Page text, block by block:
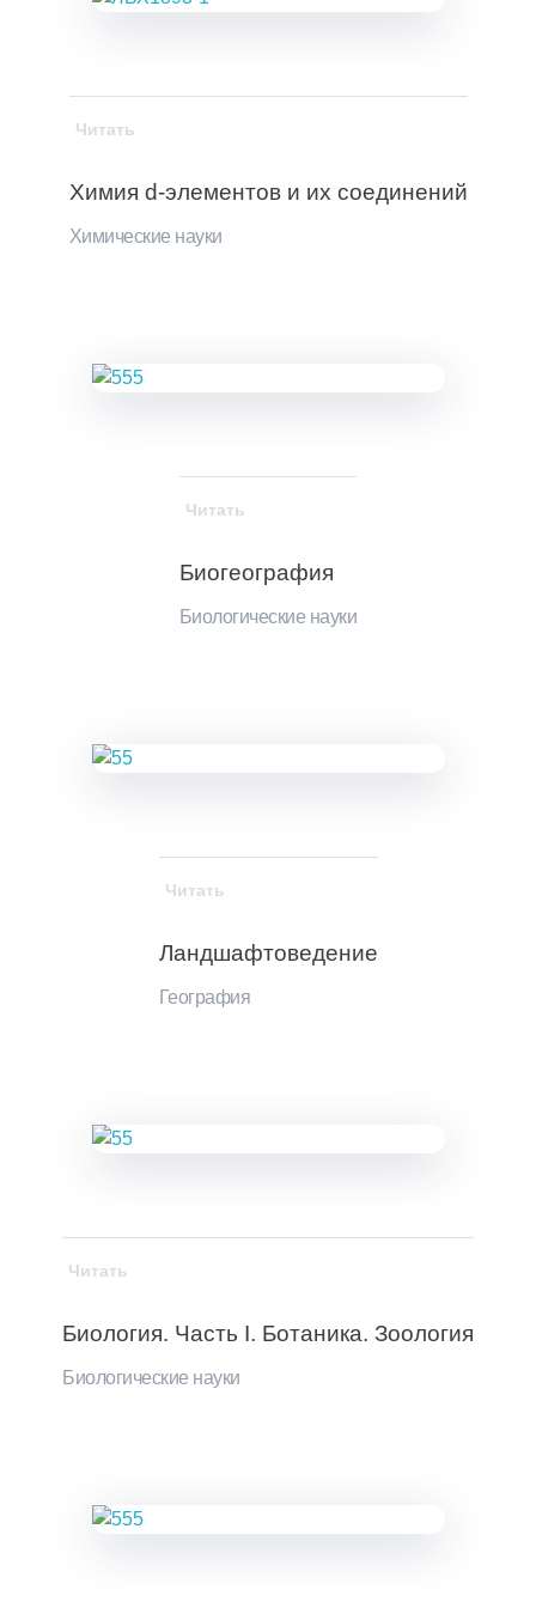
Химия d-элементов и их соединений
Химические науки
Читать
Биогеография
Биологические науки
Читать
Ландшафтоведение
География
Читать
Биология. Часть I. Ботаника. Зоология
Биологические науки
Читать